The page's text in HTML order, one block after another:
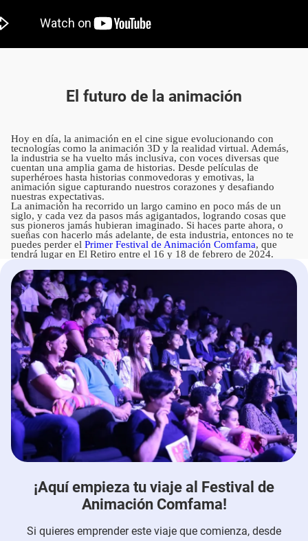
El futuro de la animación
Hoy en día, la animación en el cine sigue evolucionando con
tecnologías como la animación 3D y la realidad virtual. Además,
la industria se ha vuelto más inclusiva, con voces diversas que
cuentan una amplia gama de historias. Desde películas de
superhéroes hasta historias conmovedoras y emotivas, la
animación sigue capturando nuestros corazones y desafiando
nuestras expectativas.
La animación ha recorrido un largo camino en poco más de un
siglo, y cada vez da pasos más agigantados, logrando cosas que
sus pioneros jamás hubieran imaginado. Si haces parte ahora, o
sueñas con hacerlo más adelante, de esta industria, entonces no te
puedes perder el Primer Festival de Animación Comfama, que
tendrá lugar en El Retiro entre el 16 y 18 de febrero de 2024.
¡Aquí empieza tu viaje al Festival de
Animación Comfama!
Si quieres emprender este viaje que comienza, desde